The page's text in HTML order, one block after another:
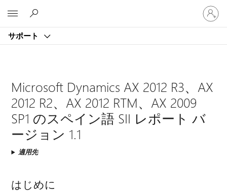
サポート
ア
カ
ウ
イ
ン
ン
す
Microsoft Dynamics AX 2012 R3、AX
2012 R2、AX 2012 RTM、AX 2009
SP1 のスペイン語 SII レポート バ
ージョン 1.1
適用先
はじめに